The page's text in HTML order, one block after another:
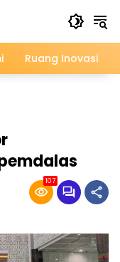
Ruang Inovasi
107